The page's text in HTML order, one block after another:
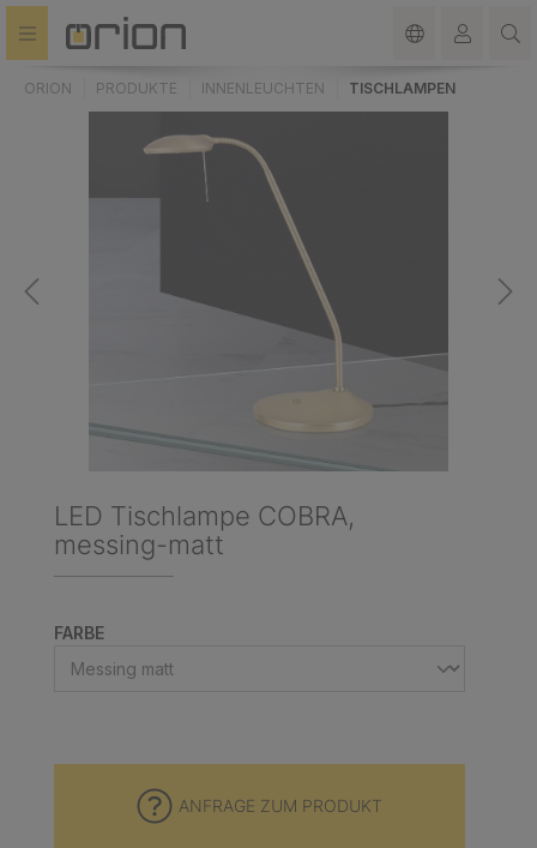
springen
ORION PRODUKTE INNENLEUCHTEN TISCHLAMPEN
LED Tischlampe COBRA,
messing-matt
FARBEAUSWÄHLEN
ANFRAGE ZUM PRODUKT